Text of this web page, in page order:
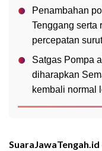
Penambahan
Tenggang serta
percepatan
Satgas Pompa
diharapkan
kembali normal
SuaraJawaTengah.id